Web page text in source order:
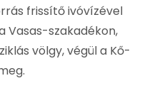
frissítő ivóvízével
Vasas-szakadékon,
völgy, végül a Kő-